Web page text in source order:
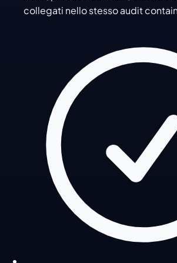
collegati nello stesso audit